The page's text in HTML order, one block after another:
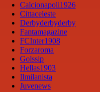
Calcionapoli1926
Cittaceleste
Derbyderbyderby
Fantamagazine
FCInter1908
Forzaroma
Golssip
Hellas1903
Ilmilanista
Juvenews